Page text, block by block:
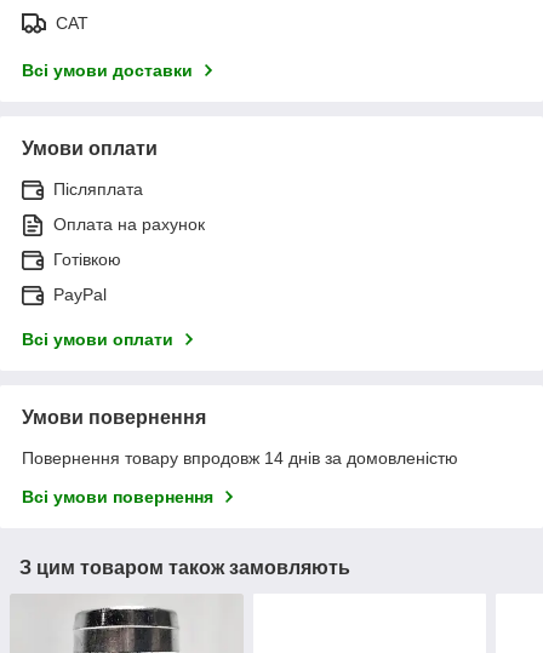
САТ
Всі умови доставки
Умови оплати
Післяплата
Оплата на рахунок
Готівкою
PayPal
Всі умови оплати
Умови повернення
Повернення товару впродовж 14 днів за домовленістю
Всі умови повернення
З цим товаром також замовляють